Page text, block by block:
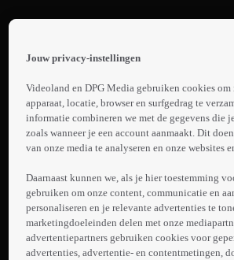
page
voice
of
Holland
1.
Promo:
The
of
Holland
S13
Vier
coaches,
die zelf
hun
Jouw privacy-instellingen
Videoland en DPG Media gebruiken cookies
apparaat, locatie, browser en surfgedrag te
informatie combineren we met de gegevens die
zoals wanneer je een account aanmaakt. Dit
van onze media te analyseren en onze websites
Daarnaast kunnen we, als je hier toestemming
gebruiken om onze content, communicatie en
personaliseren en je relevante advertenties te
marketingdoeleinden delen met onze
advertentiepartners gebruiken cookies voor
advertenties, advertentie- en contentmetingen,